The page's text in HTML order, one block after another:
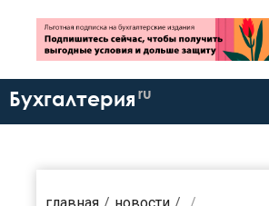
Бухгалтерия ru